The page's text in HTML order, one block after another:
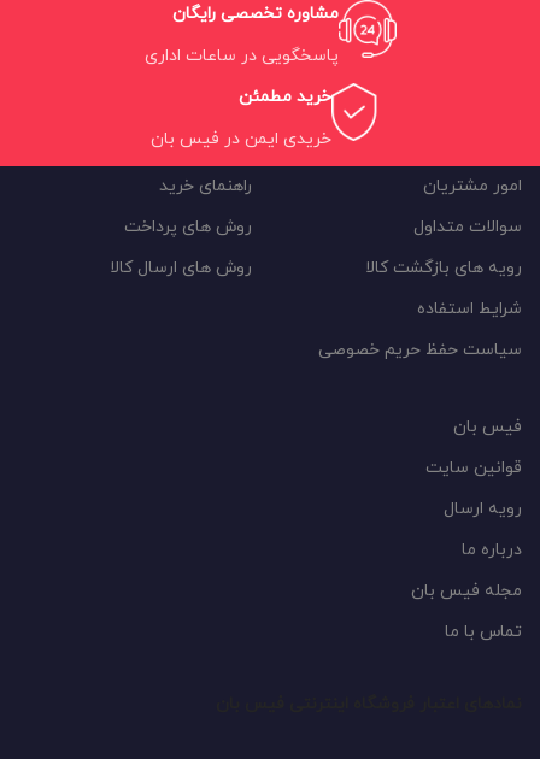
مشاوره تخصصی رایگان
پاسخگویی در ساعات اداری
خرید مطمئن
خریدی ایمن در فیس بان
امور مشتریان
سوالات متداول
رویه های بازگشت کالا
شرایط استفاده
سیاست حفظ حریم خصوصی
راهنمای خرید
روش های پرداخت
روش های ارسال کالا
فیس بان
قوانین سایت
رویه ارسال
درباره ما
مجله فیس بان
تماس با ما